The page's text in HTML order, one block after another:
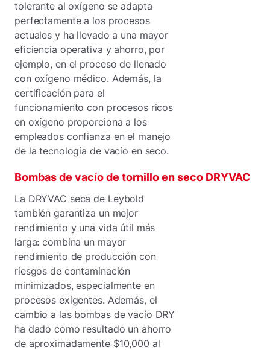
tolerante al oxígeno se adapta
perfectamente a los procesos
actuales y ha llevado a una mayor
eficiencia operativa y ahorro, por
ejemplo, en el proceso de llenado
con oxígeno médico. Además, la
certificación para el
funcionamiento con procesos ricos
en oxígeno proporciona a los
empleados confianza en el manejo
de la tecnología de vacío en seco.
Bombas de vacío de tornillo en seco DRYVAC
La DRYVAC seca de Leybold
también garantiza un mejor
rendimiento y una vida útil más
larga: combina un mayor
rendimiento de producción con
riesgos de contaminación
minimizados, especialmente en
procesos exigentes. Además, el
cambio a las bombas de vacío DRY
ha dado como resultado un ahorro
de aproximadamente $10,000 al